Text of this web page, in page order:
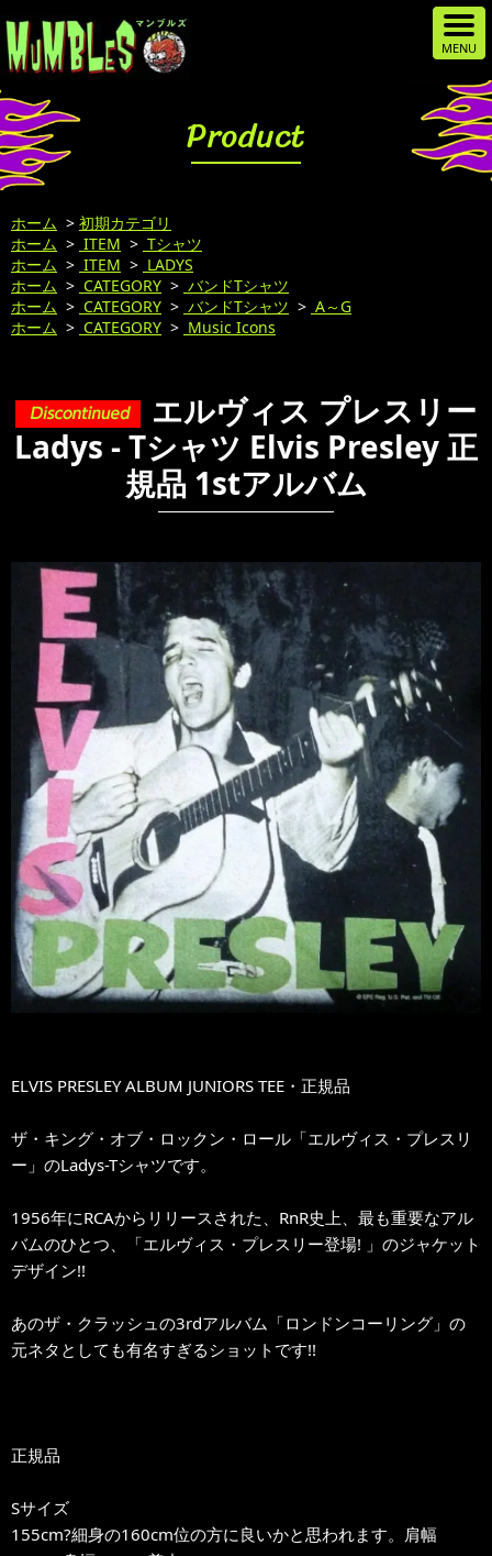
Product
ホーム > 初期カテゴリ
ホーム > ITEM > Tシャツ
ホーム > ITEM > LADYS
ホーム > CATEGORY > バンドTシャツ
ホーム > CATEGORY > バンドTシャツ > A～G
ホーム > CATEGORY > Music Icons
エルヴィス プレスリー
Ladys - Tシャツ Elvis Presley 正
規品 1stアルバム
ELVIS PRESLEY ALBUM JUNIORS TEE・正規品
ザ・キング・オブ・ロックン・ロール「エルヴィス・プレスリ
ー」のLadys-Tシャツです。
1956年にRCAからリリースされた、RnR史上、最も重要なアル
バムのひとつ、「エルヴィス・プレスリー登場! 」のジャケット
デザイン!!
あのザ・クラッシュの3rdアルバム「ロンドンコーリング」の
元ネタとしても有名すぎるショットです!!
正規品
Sサイズ
155cm?細身の160cm位の方に良いかと思われます。肩幅